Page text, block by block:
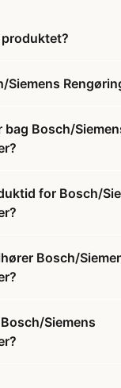
Siemens
Bosch/
for Bosch/
Bosch/
Siemens